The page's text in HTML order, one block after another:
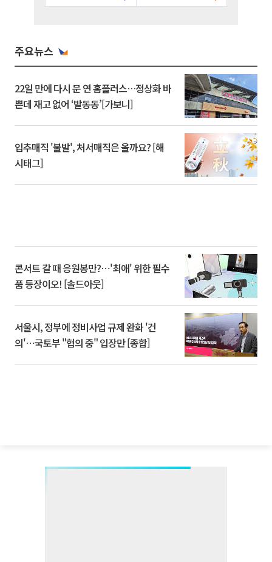
주요뉴스
22일 만에 다시 문 연 홈플러스…정상화 바
쁜데 재고 없어 ‘발동동’[가보니]
입추매직 '불발', 처서매직은 올까요? [해
시태그]
콘서트 갈 때 응원봉만?⋯'최애' 위한 필수
품 등장이오! [솔드아웃]
서울시, 정부에 정비사업 규제 완화 '건
의'⋯국토부 "협의 중" 입장만 [종합]